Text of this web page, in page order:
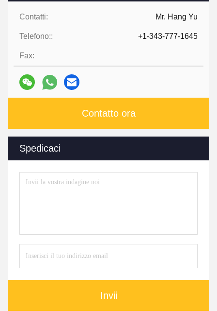
Contatti: Mr. Hang Yu
Telefono:: +1-343-777-1645
Fax:
Contatto ora
Spedicaci
Invii